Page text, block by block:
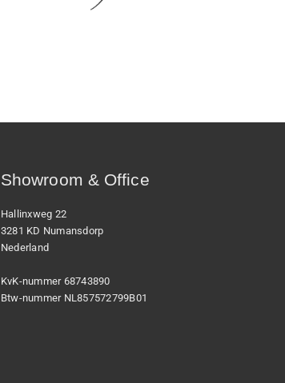
Showroom & Office
Hallinxweg 22
3281 KD Numansdorp
Nederland
KvK-nummer 68743890
Btw-nummer NL857572799B01